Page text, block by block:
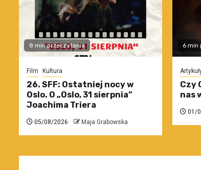
8 min przeczytania
Film Kultura
26. SFF: Ostatniej nocy w
Oslo. O „Oslo, 31 sierpnia”
Joachima Triera
05/08/2026 Maja Grabowska
6 min
Czy
nas
01/